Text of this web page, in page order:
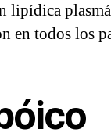
lipídica
en todos los